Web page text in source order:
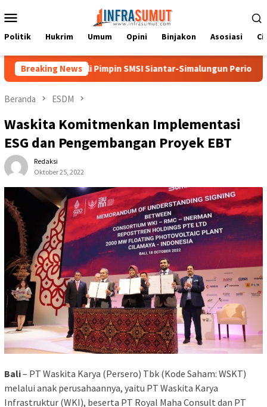
ke
Mobile
Politik Hukrim Umum Opini Binjakon Asosiasi
Breaking News
Pimpin SMSI Siantar-Simalungun Periode 2026-2029
Beranda ESDM
Waskita Komitmenkan Implementasi
ESG dan Pengembangan Proyek EBT
Redaksi
Oktober 25, 2022
Bali– PT Waskita Karya (Persero) Tbk (Kode Saham: WSKT)
melalui anak perusahaannya, yaitu PT Waskita Karya
Infrastruktur (WKI), beserta PT Royal Maha Consult dan PT